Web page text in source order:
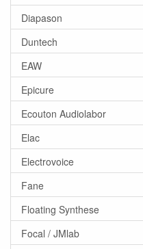
Diapason
Duntech
EAW
Epicure
Ecouton Audiolabor
Elac
Electrovoice
Fane
Floating Synthese
Focal / JMlab